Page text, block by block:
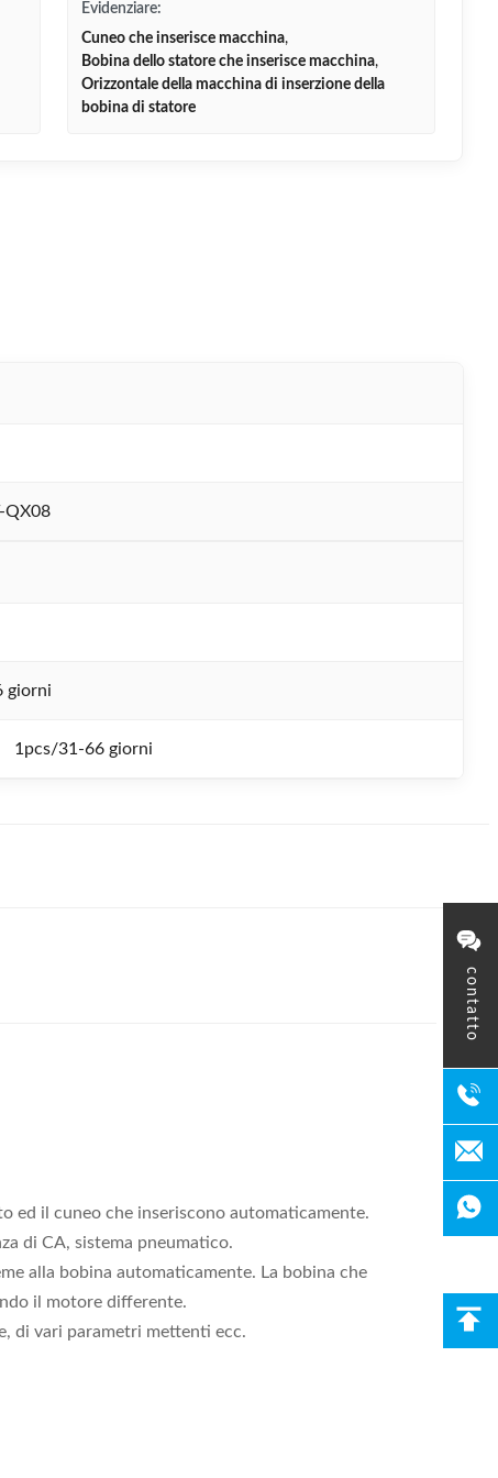
contatto
Evidenziare:
Cuneo che inserisce macchina,
Bobina dello statore che inserisce macchina,
Orizzontale della macchina di inserzione della
bobina di statore
QX08
giorni
1pcs/31-66 giorni
ed il cuneo che inseriscono automaticamente.
di CA, sistema pneumatico.
alla bobina automaticamente. La bobina che
il motore differente.
di vari parametri mettenti ecc.